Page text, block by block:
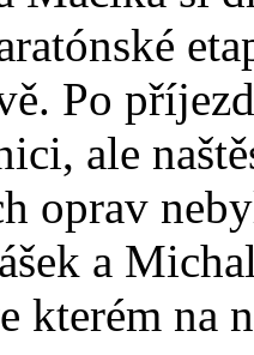
Po
ale
oprav
a
kterém na